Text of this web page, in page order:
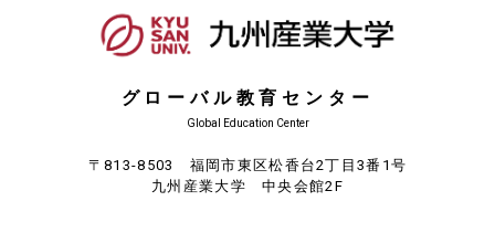
グローバル教育センター
Global Education Center
〒813-8503 福岡市東区松香台2丁目3番1号
九州産業大学 中央会館2F